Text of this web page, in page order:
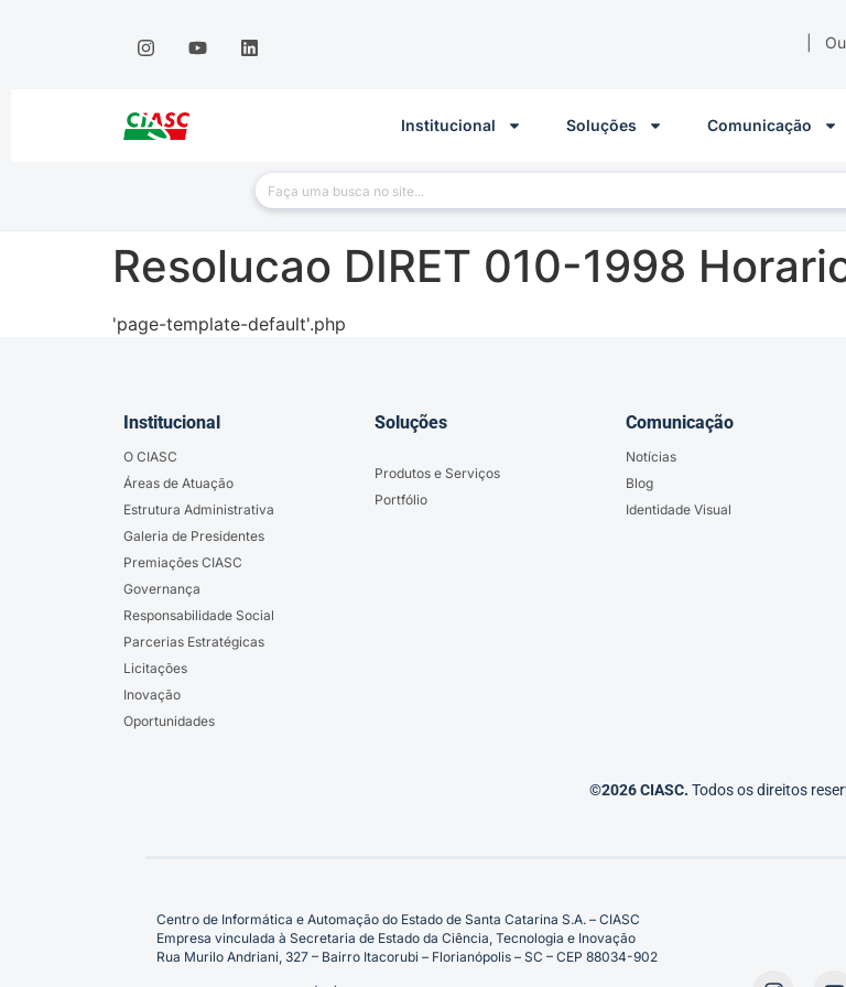
Institucional Soluções Comunicação
Resolucao DIRET 010-1998
'page-template-default'.php
Institucional
O CIASC
Áreas de Atuação
Estrutura Administrativa
Galeria de Presidentes
Premiações CIASC
Governança
Responsabilidade Social
Parcerias Estratégicas
Licitações
Inovação
Oportunidades
Soluções
Produtos e Serviços
Portfólio
Comunicação
Notícias
Blog
Identidade Visual
©2026 CIASC. Todos os direitos
Centro de Informática e Automação do Estado de Santa Catarina S.A. – CIASC
Empresa vinculada à Secretaria de Estado da Ciência, Tecnologia e Inovação
Rua Murilo Andriani, 327 – Bairro Itacorubi – Florianópolis – SC – CEP 88034-902